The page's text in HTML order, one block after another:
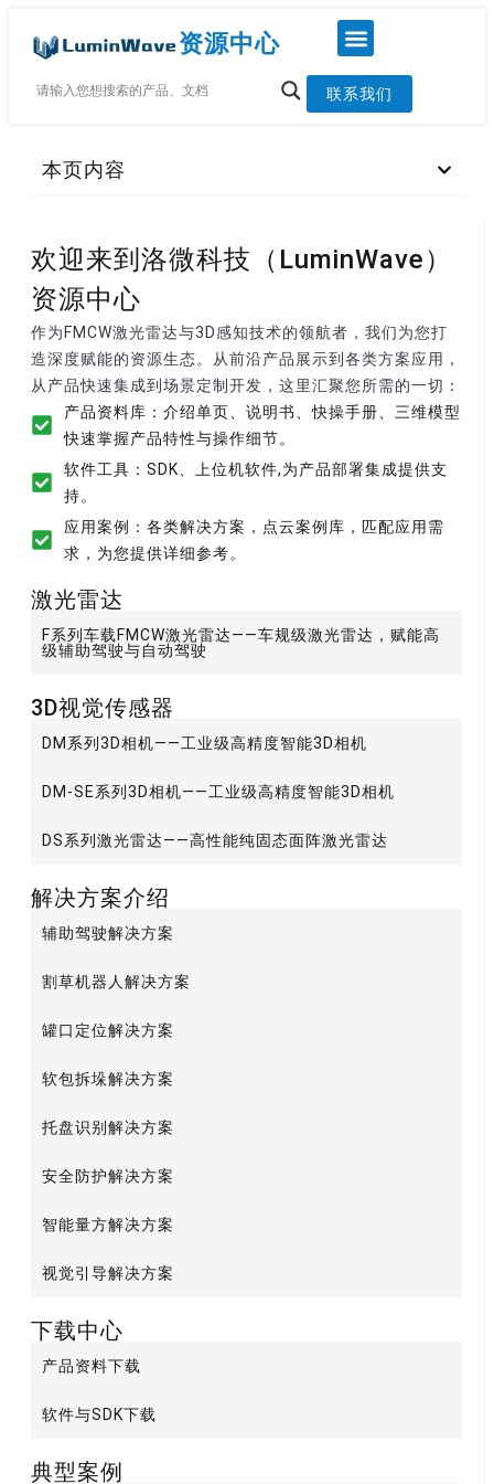
资源中心
联系我们
欢迎来到洛微科技（LuminWave）
资源中心
作为FMCW激光雷达与3D感知技术的领航者，我们为您打
造深度赋能的资源生态。从前沿产品展示到各类方案应用，
从产品快速集成到场景定制开发，这里汇聚您所需的一切：
产品资料库：介绍单页、说明书、快操手册、三维模型
快速掌握产品特性与操作细节。
软件工具：SDK、上位机软件,为产品部署集成提供支
持。
应用案例：各类解决方案，点云案例库，匹配应用需
求，为您提供详细参考。
激光雷达
F系列车载FMCW激光雷达——车规级激光雷达，赋能高
级辅助驾驶与自动驾驶
3D视觉传感器
DM系列3D相机——工业级高精度智能3D相机
DM-SE系列3D相机——工业级高精度智能3D相机
DS系列激光雷达——高性能纯固态面阵激光雷达
解决方案介绍
辅助驾驶解决方案
割草机器人解决方案
罐口定位解决方案
软包拆垛解决方案
托盘识别解决方案
安全防护解决方案
智能量方解决方案
视觉引导解决方案
下载中心
产品资料下载
软件与SDK下载
典型案例
本页内容